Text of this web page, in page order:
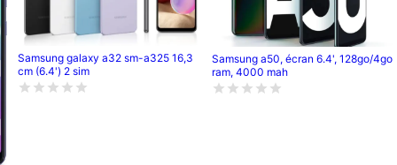
Samsung galaxy a32 sm-a325 16,3
cm (6.4') 2 sim
Samsung a50, écran 6.4', 128go/4go
ram, 4000 mah